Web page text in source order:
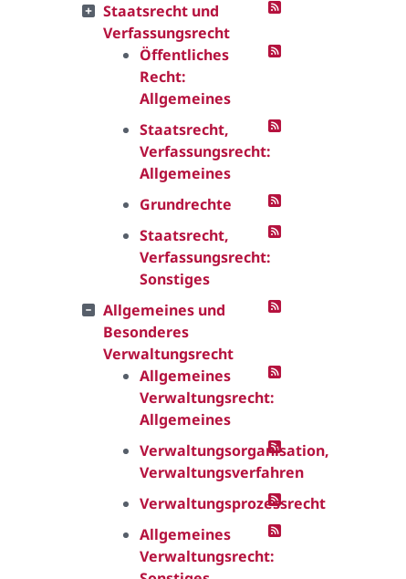
Staatsrecht und
Verfassungsrecht
Öffentliches
Recht:
Allgemeines
Staatsrecht,
Verfassungsrecht:
Allgemeines
Grundrechte
Staatsrecht,
Verfassungsrecht:
Sonstiges
Allgemeines und
Besonderes
Verwaltungsrecht
Allgemeines
Verwaltungsrecht:
Allgemeines
Verwaltungsorganisation,
Verwaltungsverfahren
Verwaltungsprozessrecht
Allgemeines
Verwaltungsrecht: